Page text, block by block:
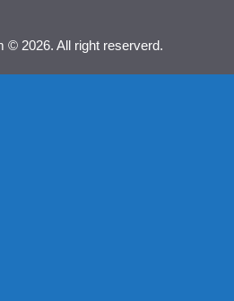
© 2026. All right reserverd.